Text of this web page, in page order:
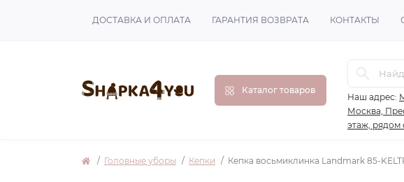
ДОСТАВКА И ОПЛАТА ГАРАНТИЯ ВОЗВРАТА КОНТАКТЫ
Каталог товаров
Наш адрес:
Москва,
этаж, рядом
Головные уборы Кепки Кепка восьмиклинка Landmark 85-